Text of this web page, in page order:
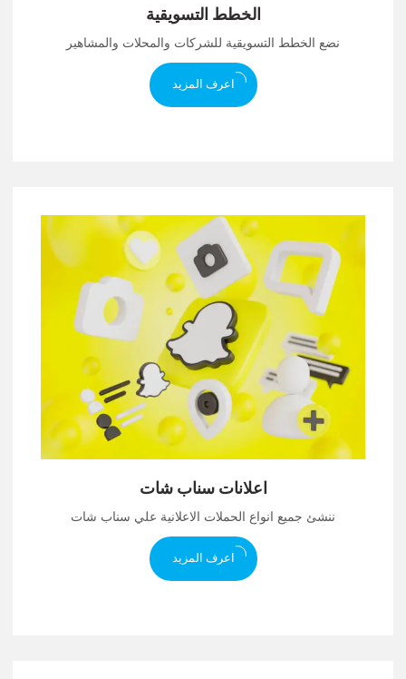
الخطط التسويقية
نضع الخطط التسويقية للشركات والمحلات والمشاهير
اعرف المزيد
اعلانات سناب شات
ننشئ جميع انواع الحملات الاعلانية علي سناب شات
اعرف المزيد